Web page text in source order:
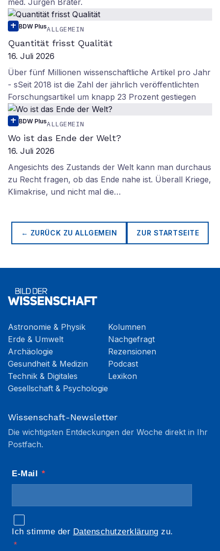
med. Jürgen Brater.
BDW PlusALLGEMEIN
Quantität frisst Qualität
16. Juli 2026
Über fünf Millionen wissenschaftliche Artikel pro Jahr
- sSeit 2018 ist die Zahl der jährlich veröffentlichten
Forschungsartikel um knapp 23 Prozent gestiegen
BDW PlusALLGEMEIN
Wo ist das Ende der Welt?
16. Juli 2026
Angesichts des Zustands der Welt kann man durchaus
zu Recht fragen, ob das Ende nahe ist. Überall Kriege,
Klimakrise, und nicht mal die…
← ZURÜCK ZUALLGEMEIN ZUR STARTSEITE
Astronomie & Physik
Erde & Umwelt
Archäologie
Gesundheit & Medizin
Technik & Digitales
Gesellschaft & Psychologie
Kolumnen
Nachgefragt
Rezensionen
Podcast
Lexikon
Wissenschaft-Newsletter
Die wichtigsten Entdeckungen der Woche direkt in Ihr
Postfach.